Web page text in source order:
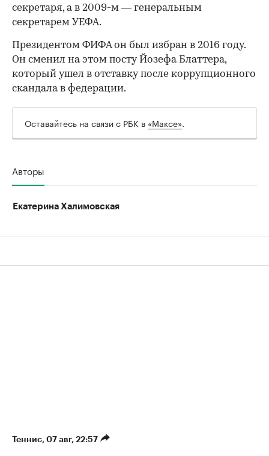
секретаря, а в 2009-м — генеральным
секретарем УЕФА.
Президентом ФИФА он был избран в 2016 году.
Он сменил на этом посту Йозефа Блаттера,
который ушел в отставку после коррупционного
скандала в федерации.
Оставайтесь на связи с РБК в «Максе».
Авторы
Екатерина Халимовская
Теннис⁠, 07 авг, 22:57